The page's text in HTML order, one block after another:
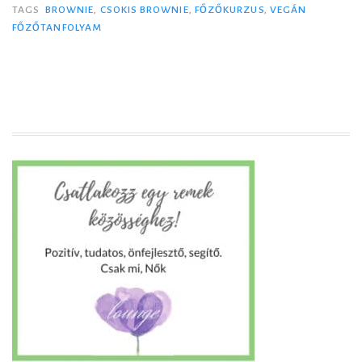
e
z
ő
u
r
z
u
s
+
m
e
TAGS BROWNIE CSOKIS BROWNIE FŐZŐKURZUS VEGÁN
FŐZŐTANFOLYAM